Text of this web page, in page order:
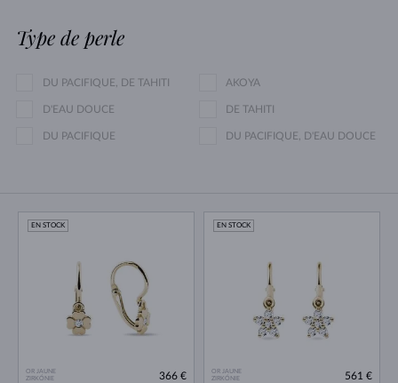
Type de perle
DU PACIFIQUE, DE TAHITI AKOYA
D'EAU DOUCE DE TAHITI
DU PACIFIQUE DU PACIFIQUE, D'EAU DOUCE
OR JAUNE
ZIRKÓNIE
EN STOCK
366 €
OR JAUNE
ZIRKÓNIE
EN STOCK
561 €